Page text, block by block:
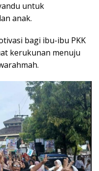
untuk
anak.
bagi ibu-ibu PKK
kerukunan menuju